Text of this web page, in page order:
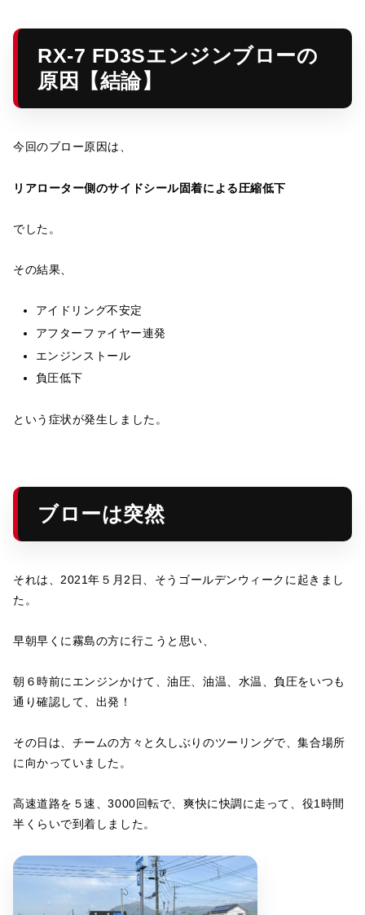
RX-7 FD3Sエンジンブローの
原因【結論】
今回のブロー原因は、
リアローター側のサイドシール固着による圧縮低下
でした。
その結果、
アイドリング不安定
アフターファイヤー連発
エンジンストール
負圧低下
という症状が発生しました。
ブローは突然
それは、2021年５月2日、そうゴールデンウィークに起きまし
た。
早朝早くに霧島の方に行こうと思い、
朝６時前にエンジンかけて、油圧、油温、水温、負圧をいつも
通り確認して、出発！
その日は、チームの方々と久しぶりのツーリングで、集合場所
に向かっていました。
高速道路を５速、3000回転で、爽快に快調に走って、役1時間
半くらいで到着しました。